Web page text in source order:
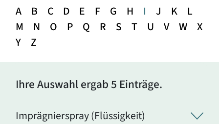
A B C D E F G H I J K
L
M
N O P Q R S T U V W
X
Y
Z
Ihre Auswahl ergab 5 Einträge.
Imprägnierspray (Flüssigkeit)